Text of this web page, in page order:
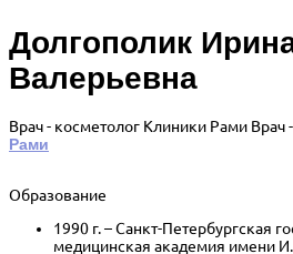
Долгополик
Валерьевна
Врач - косметолог Клиники Рами Врач
Рами
Образование
1990 г. – Санкт-Петербургская
медицинская академия имени